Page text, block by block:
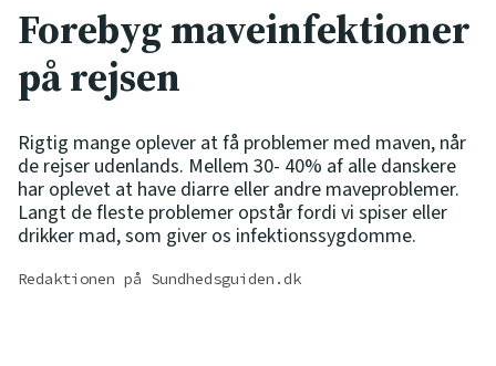
Forebyg maveinfektioner
på rejsen
Rigtig mange oplever at få problemer med maven, når
de rejser udenlands. Mellem 30- 40% af alle danskere
har oplevet at have diarre eller andre maveproblemer.
Langt de fleste problemer opstår fordi vi spiser eller
drikker mad, som giver os infektionssygdomme.
Redaktionen på Sundhedsguiden.dk